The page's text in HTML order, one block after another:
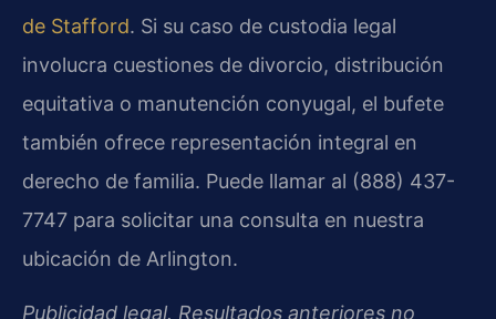
de Stafford. Si su caso de custodia legal
involucra cuestiones de divorcio, distribución
equitativa o manutención conyugal, el bufete
también ofrece representación integral en
derecho de familia. Puede llamar al (888) 437-
7747 para solicitar una consulta en nuestra
ubicación de Arlington.
Publicidad legal. Resultados anteriores no